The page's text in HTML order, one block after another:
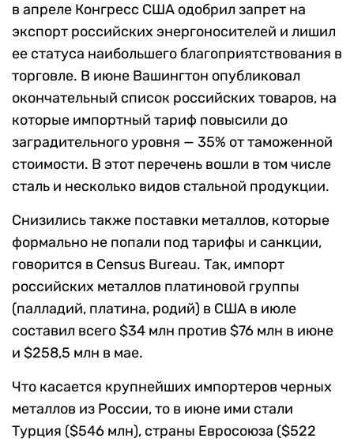
в апреле Конгресс США одобрил запрет на
экспорт российских энергоносителей и лишил
ее статуса наибольшего благоприятствования в
торговле. В июне Вашингтон опубликовал
окончательный список российских товаров, на
которые импортный тариф повысили до
заградительного уровня — 35% от таможенной
стоимости. В этот перечень вошли в том числе
сталь и несколько видов стальной продукции.
Снизились также поставки металлов, которые
формально не попали под тарифы и санкции,
говорится в Census Bureau. Так, импорт
российских металлов платиновой группы
(палладий, платина, родий) в США в июле
составил всего $34 млн против $76 млн в июне
и $258,5 млн в мае.
Что касается крупнейших импортеров черных
металлов из России, то в июне ими стали
Турция ($546 млн), страны Евросоюза ($522